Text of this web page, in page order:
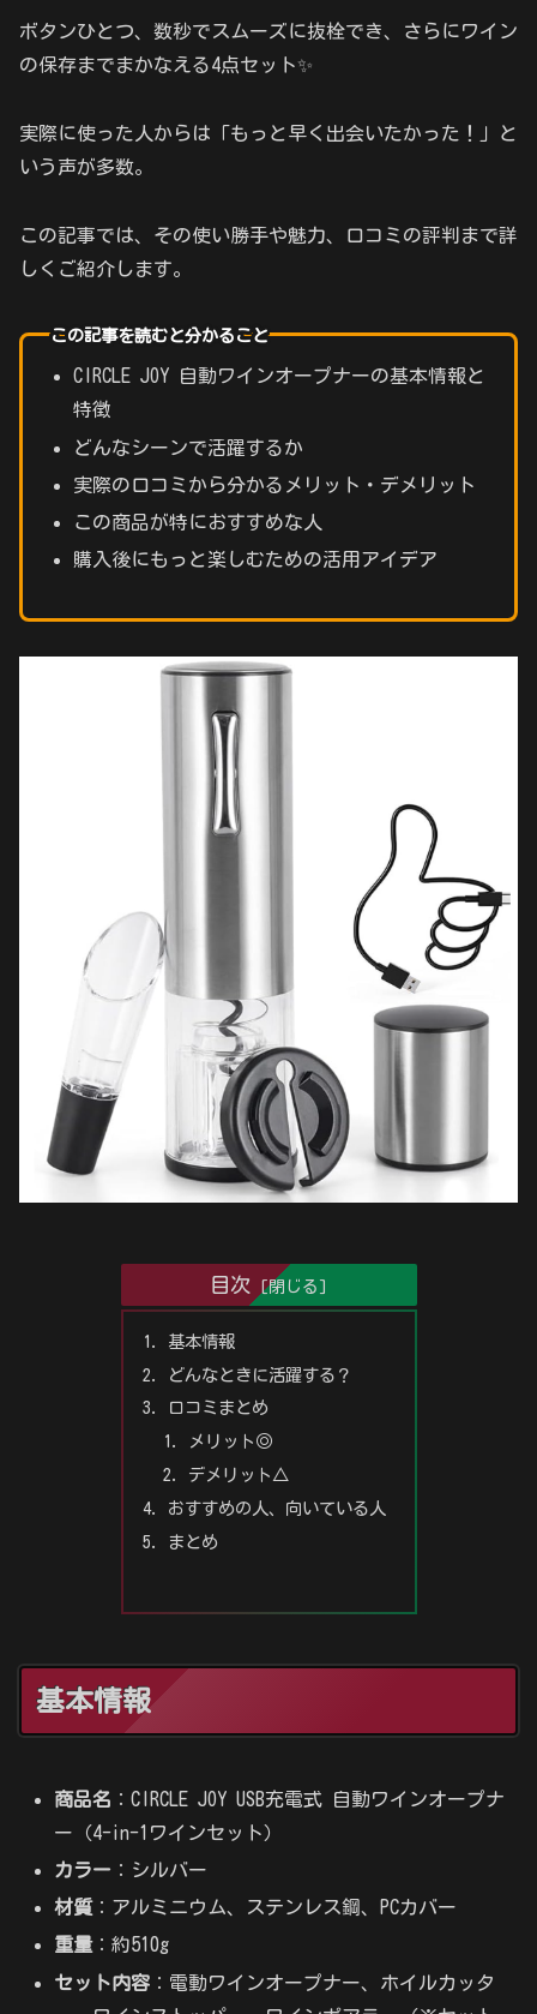
ボタンひとつ、数秒でスムーズに抜栓でき、さらにワイン
の保存までまかなえる4点セット✨
実際に使った人からは「もっと早く出会いたかった！」と
いう声が多数。
この記事では、その使い勝手や魅力、口コミの評判まで詳
しくご紹介します。
この記事を読むと分かること
CIRCLE JOY 自動ワインオープナーの基本情報と
特徴
どんなシーンで活躍するか
実際の口コミから分かるメリット・デメリット
この商品が特におすすめな人
購入後にもっと楽しむための活用アイデア
目次
基本情報
どんなときに活躍する？
口コミまとめ
メリット◎
デメリット△
おすすめの人、向いている人
まとめ
基本情報
商品名 ：CIRCLE JOY USB充電式 自動ワインオープナ
ー（4-in-1ワインセット）
カラー ：シルバー
材質：アルミニウム、ステンレス鋼、PCカバー
重量：約510g
セット内容 ：電動ワインオープナー、ホイルカッタ